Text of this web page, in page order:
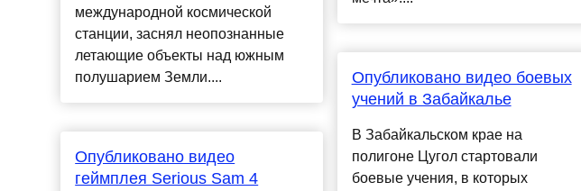
международной космической
станции, заснял неопознанные
летающие объекты над южным
полушарием Земли....
Опубликовано видео
геймплея Serious Sam 4
Опубликовано видео боевых
учений в Забайкалье
В Забайкальском крае на
полигоне Цугол стартовали
боевые учения, в которых